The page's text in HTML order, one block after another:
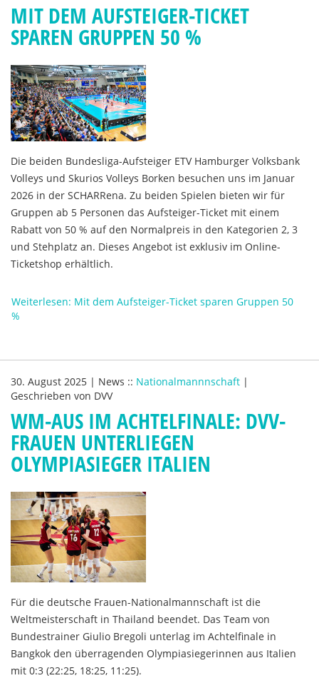
MIT DEM AUFSTEIGER-TICKET
SPAREN GRUPPEN 50 %
Die beiden Bundesliga-Aufsteiger ETV Hamburger Volksbank
Volleys und Skurios Volleys Borken besuchen uns im Januar
2026 in der SCHARRena. Zu beiden Spielen bieten wir für
Gruppen ab 5 Personen das Aufsteiger-Ticket mit einem
Rabatt von 50 % auf den Normalpreis in den Kategorien 2, 3
und Stehplatz an. Dieses Angebot ist exklusiv im Online-
Ticketshop erhältlich.
Weiterlesen: Mit dem Aufsteiger-Ticket sparen Gruppen 50
%
30. August 2025 | News :: Nationalmannnschaft |
Geschrieben von DVV
WM-AUS IM ACHTELFINALE: DVV-
FRAUEN UNTERLIEGEN
OLYMPIASIEGER ITALIEN
Für die deutsche Frauen-Nationalmannschaft ist die
Weltmeisterschaft in Thailand beendet. Das Team von
Bundestrainer Giulio Bregoli unterlag im Achtelfinale in
Bangkok den überragenden Olympiasiegerinnen aus Italien
mit 0:3 (22:25, 18:25, 11:25).